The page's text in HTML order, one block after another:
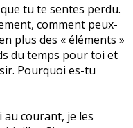
tu te sentes perdu.
comment peux-
plus des « éléments »
du temps pour toi et
Pourquoi es-tu
courant, je les